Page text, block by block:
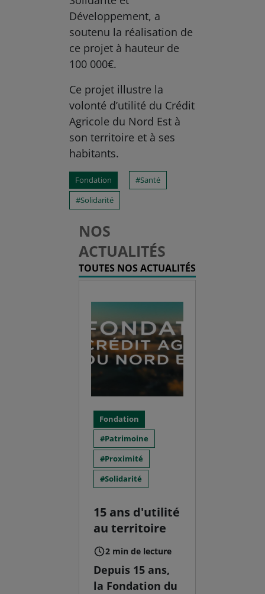
Développement, a
soutenu la réalisation de
ce projet à hauteur de
100 000€.
Ce projet illustre la
volonté d’utilité du Crédit
Agricole du Nord Est à
son territoire et à ses
habitants.
Fondation
Santé
Solidarité
NOS
ACTUALITÉS
TOUTES NOS ACTUALITÉS
Fondation
Patrimoine
Proximité
Solidarité
15 ans d'utilité
au territoire
2 min de lecture
Depuis 15 ans,
la Fondation du